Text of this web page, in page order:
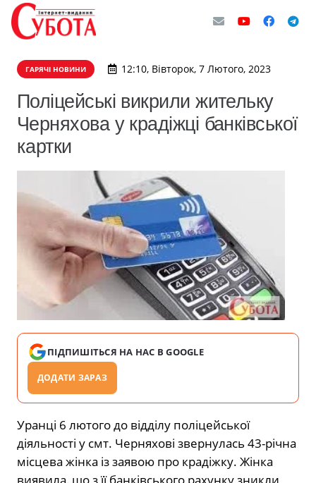
ГАРЯЧІ НОВИНИ 12:10, Вівторок, 7 Лютого, 2023
Поліцейські викрили жительку
Черняхова у крадіжці банківської
картки
ПІДПИШІТЬСЯ НА НАС В GOOGLE
ДОДАТИ ЗАРАЗ
Уранці 6 лютого до відділу поліцейської
діяльності у смт. Черняхові звернулась 43-річна
місцева жінка із заявою про крадіжку. Жінка